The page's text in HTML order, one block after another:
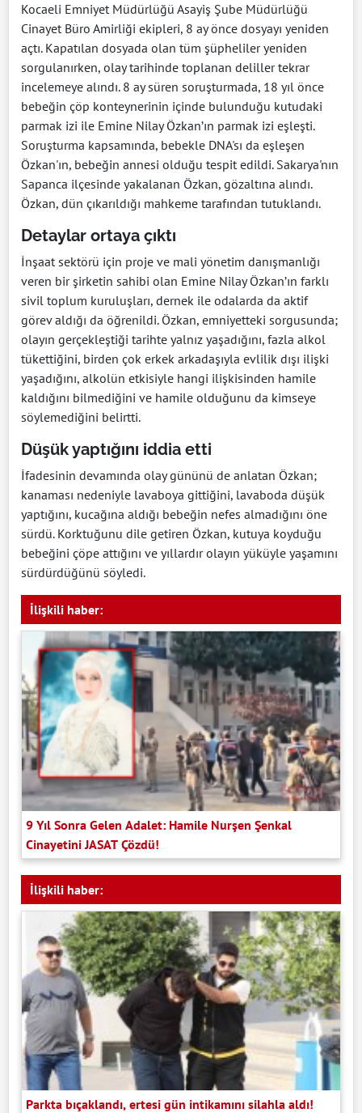
Kocaeli Emniyet Müdürlüğü Asayiş Şube Müdürlüğü
Cinayet Büro Amirliği ekipleri, 8 ay önce dosyayı yeniden
açtı. Kapatılan dosyada olan tüm şüpheliler yeniden
sorgulanırken, olay tarihinde toplanan deliller tekrar
incelemeye alındı. 8 ay süren soruşturmada, 18 yıl önce
bebeğin çöp konteynerinin içinde bulunduğu kutudaki
parmak izi ile Emine Nilay Özkan’ın parmak izi eşleşti.
Soruşturma kapsamında, bebekle DNA'sı da eşleşen
Özkan'ın, bebeğin annesi olduğu tespit edildi. Sakarya'nın
Sapanca ilçesinde yakalanan Özkan, gözaltına alındı.
Özkan, dün çıkarıldığı mahkeme tarafından tutuklandı.
Detaylar ortaya çıktı
İnşaat sektörü için proje ve mali yönetim danışmanlığı
veren bir şirketin sahibi olan Emine Nilay Özkan’ın farklı
sivil toplum kuruluşları, dernek ile odalarda da aktif
görev aldığı da öğrenildi. Özkan, emniyetteki sorgusunda;
olayın gerçekleştiği tarihte yalnız yaşadığını, fazla alkol
tükettiğini, birden çok erkek arkadaşıyla evlilik dışı ilişki
yaşadığını, alkolün etkisiyle hangi ilişkisinden hamile
kaldığını bilmediğini ve hamile olduğunu da kimseye
söylemediğini belirtti.
Düşük yaptığını iddia etti
İfadesinin devamında olay gününü de anlatan Özkan;
kanaması nedeniyle lavaboya gittiğini, lavaboda düşük
yaptığını, kucağına aldığı bebeğin nefes almadığını öne
sürdü. Korktuğunu dile getiren Özkan, kutuya koyduğu
bebeğini çöpe attığını ve yıllardır olayın yüküyle yaşamını
sürdürdüğünü söyledi.
İlişkili haber:
9 Yıl Sonra Gelen Adalet: Hamile Nurşen Şenkal
Cinayetini JASAT Çözdü!
İlişkili haber:
Parkta bıçaklandı, ertesi gün intikamını silahla aldı!